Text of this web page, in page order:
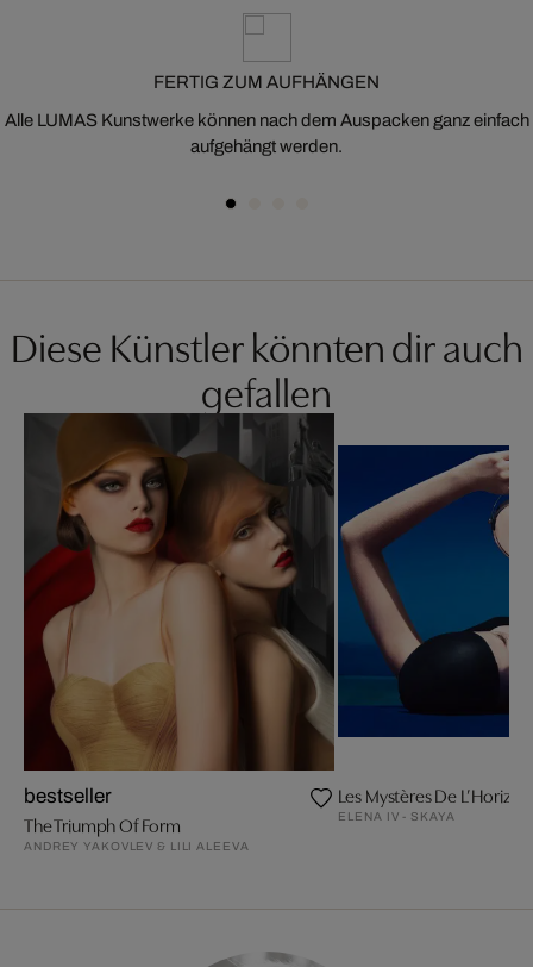
FERTIG ZUM AUFHÄNGEN
Alle LUMAS Kunstwerke können nach dem Auspacken ganz einfach
aufgehängt werden.
Diese Künstler könnten dir auch
gefallen
bestseller
The Triumph Of Form
ANDREY YAKOVLEV & LILI ALEEVA
Les Mystères De
ELENA IV - SKAYA